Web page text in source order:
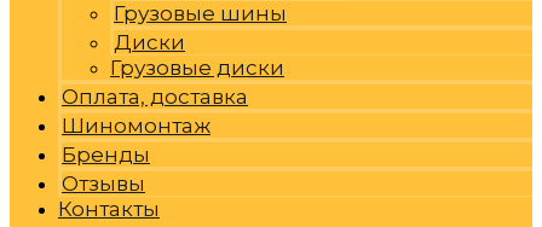
Грузовые шины
Диски
Грузовые диски
Оплата, доставка
Шиномонтаж
Бренды
Отзывы
Контакты